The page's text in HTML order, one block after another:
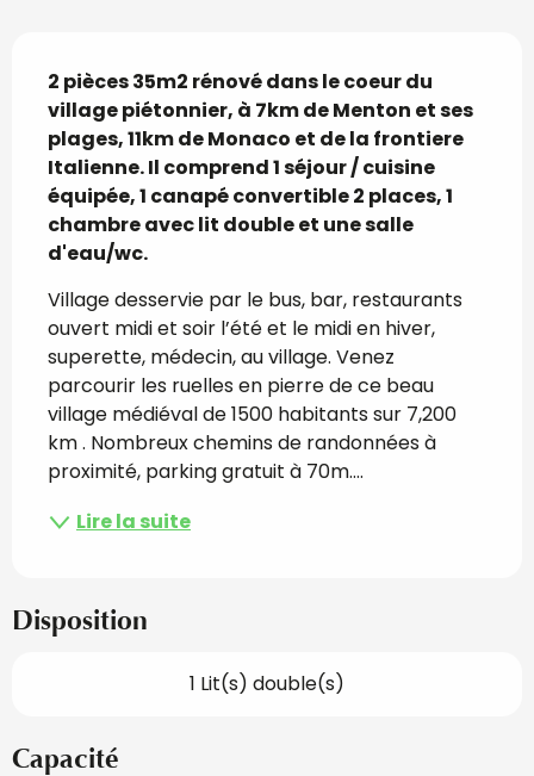
Description
2 pièces 35m2 rénové dans le coeur du
village piétonnier, à 7km de Menton et ses
plages, 11km de Monaco et de la frontiere
Italienne. Il comprend 1 séjour / cuisine
équipée, 1 canapé convertible 2 places, 1
chambre avec lit double et une salle
d'eau/wc.
Village desservie par le bus, bar, restaurants
ouvert midi et soir l’été et le midi en hiver,
superette, médecin, au village. Venez
parcourir les ruelles en pierre de ce beau
village médiéval de 1500 habitants sur 7,200
km . Nombreux chemins de randonnées à
proximité, parking gratuit à 70m....
Lire la suite
Disposition
1 Lit(s) double(s)
Capacité